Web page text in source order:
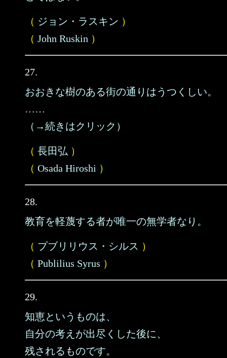
（ ジョン・ラスキン ）
（ John Ruskin ）
27.
おおきな樹のある街の通りはうつくしい。
……
（→続きはクリック）
（ 長田弘 ）
（ Osada Hiroshi ）
28.
教育を軽蔑する者が唯一の無学者なり。
（ プブリリウス・シルス ）
（ Publilius Syrus ）
29.
知恵というものは、
自分の考えが出尽くした後に、
残されるものです。